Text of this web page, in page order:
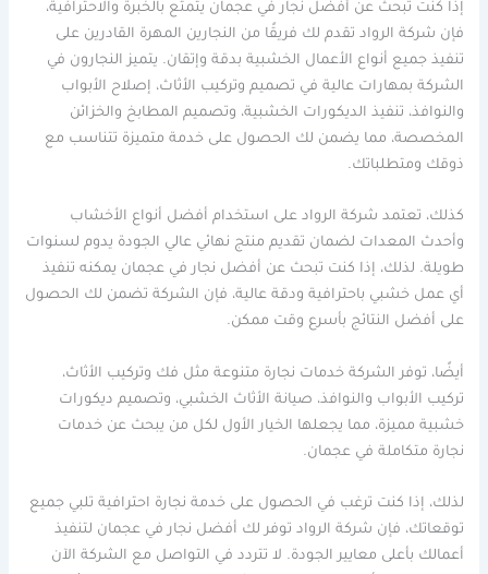
إذا كنت تبحث عن أفضل نجار في عجمان يتمتع بالخبرة والاحترافية،
فإن شركة الرواد تقدم لك فريقًا من النجارين المهرة القادرين على
تنفيذ جميع أنواع الأعمال الخشبية بدقة وإتقان. يتميز النجارون في
الشركة بمهارات عالية في تصميم وتركيب الأثاث، إصلاح الأبواب
والنوافذ، تنفيذ الديكورات الخشبية، وتصميم المطابخ والخزائن
المخصصة، مما يضمن لك الحصول على خدمة متميزة تتناسب مع
ذوقك ومتطلباتك.
كذلك، تعتمد شركة الرواد على استخدام أفضل أنواع الأخشاب
وأحدث المعدات لضمان تقديم منتج نهائي عالي الجودة يدوم لسنوات
طويلة. لذلك، إذا كنت تبحث عن أفضل نجار في عجمان يمكنه تنفيذ
أي عمل خشبي باحترافية ودقة عالية، فإن الشركة تضمن لك الحصول
على أفضل النتائج بأسرع وقت ممكن.
أيضًا، توفر الشركة خدمات نجارة متنوعة مثل فك وتركيب الأثاث،
تركيب الأبواب والنوافذ، صيانة الأثاث الخشبي، وتصميم ديكورات
خشبية مميزة، مما يجعلها الخيار الأول لكل من يبحث عن خدمات
نجارة متكاملة في عجمان.
لذلك، إذا كنت ترغب في الحصول على خدمة نجارة احترافية تلبي جميع
توقعاتك، فإن شركة الرواد توفر لك أفضل نجار في عجمان لتنفيذ
أعمالك بأعلى معايير الجودة. لا تتردد في التواصل مع الشركة الآن